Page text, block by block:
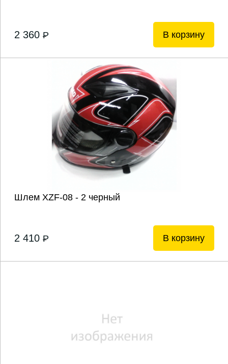
2 360 P В корзину
Шлем XZF-08 - 2 черный
2 410 P В корзину